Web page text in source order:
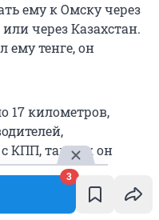
3
ему к Омску через
через Казахстан.
тенге, он
17 километров,
КПП, так как он
неподалеку, а
В итоге мужчина
в тот же день.